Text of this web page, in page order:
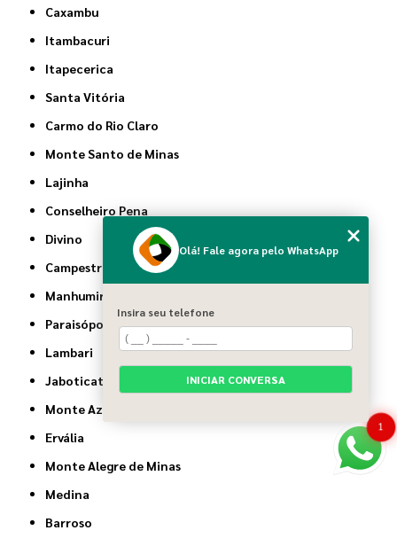
Caxambu
Itambacuri
Itapecerica
Santa Vitória
Carmo do Rio Claro
Monte Santo de Minas
Lajinha
Conselheiro Pena
Divino
Campestre
Manhumirim
Paraisópolis
Lambari
Jaboticatubas
Monte Azul
Ervália
Monte Alegre de Minas
Medina
Barroso
1
Olá! Fale agora pelo WhatsApp
Insira seu telefone
INICIAR CONVERSA